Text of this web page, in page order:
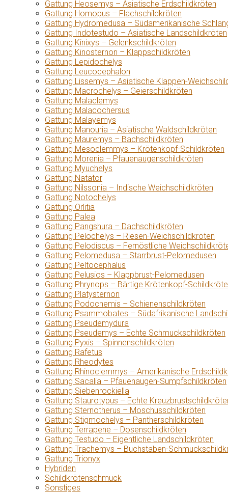
Gattung Heosemys – Asiatische Erdschildkröten
Gattung Homopus – Flachschildkröten
Gattung Hydromedusa – Südamerikanische
Gattung Indotestudo – Asiatische Landschildkröten
Gattung Kinixys – Gelenkschildkröten
Gattung Kinosternon – Klappschildkröten
Gattung Lepidochelys
Gattung Leucocephalon
Gattung Lissemys – Asiatische Klappen-
Gattung Macrochelys – Geierschildkröten
Gattung Malaclemys
Gattung Malacochersus
Gattung Malayemys
Gattung Manouria – Asiatische Waldschildkröten
Gattung Mauremys – Bachschildkröten
Gattung Mesoclemmys – Krötenkopf-Schildkröten
Gattung Morenia – Pfauenaugenschildkröten
Gattung Myuchelys
Gattung Natator
Gattung Nilssonia – Indische Weichschildkröten
Gattung Notochelys
Gattung Orlitia
Gattung Palea
Gattung Pangshura – Dachschildkröten
Gattung Pelochelys – Riesen-Weichschildkröten
Gattung Pelodiscus – Fernöstliche
Gattung Pelomedusa – Starrbrust-Pelomedusen
Gattung Peltocephalus
Gattung Pelusios – Klappbrust-Pelomedusen
Gattung Phrynops – Bärtige Krötenkopf-
Gattung Platysternon
Gattung Podocnemis – Schienenschildkröten
Gattung Psammobates – Südafrikanische
Gattung Pseudemydura
Gattung Pseudemys – Echte Schmuckschildkröten
Gattung Pyxis – Spinnenschildkröten
Gattung Rafetus
Gattung Rheodytes
Gattung Rhinoclemmys – Amerikanische
Gattung Sacalia – Pfauenaugen-Sumpfschildkröten
Gattung Siebenrockiella
Gattung Staurotypus – Echte
Gattung Sternotherus – Moschusschildkröten
Gattung Stigmochelys – Pantherschildkröten
Gattung Terrapene – Dosenschildkröten
Gattung Testudo – Eigentliche Landschildkröten
Gattung Trachemys – Buchstaben-
Gattung Trionyx
Hybriden
Schildkrötenschmuck
Sonstiges